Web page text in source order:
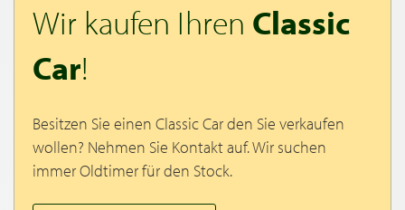
Wir kaufen Ihren Classic
Car!
Besitzen Sie einen Classic Car den Sie verkaufen
wollen? Nehmen Sie Kontakt auf. Wir suchen
immer Oldtimer für den Stock.